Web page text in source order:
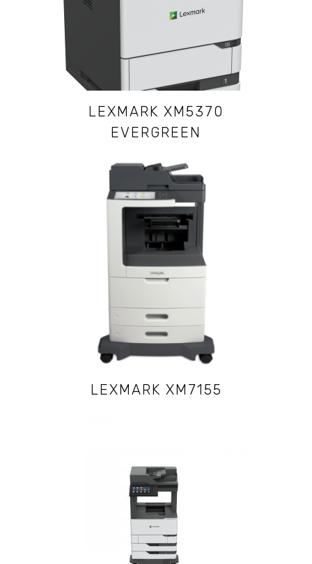
LEXMARK XM5370
EVERGREEN
LEXMARK XM7155